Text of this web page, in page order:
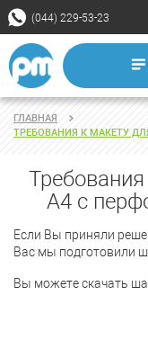
(044) 229-53-23
ГЛАВНАЯ
ТРЕБОВАНИЯ К МАКЕТУ
А4 с
Если Вы приняли
Вас мы подготовили
Вы можете скачать